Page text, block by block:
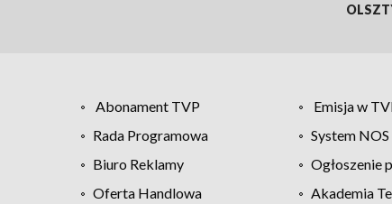
Abonament TVP Emisja w
Rada Programowa
System NOS
Biuro Reklamy
Ogłoszenie
Oferta Handlowa
Akademia